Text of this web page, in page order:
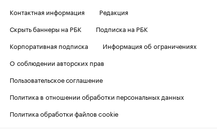
Контактная информация
Редакция
Скрыть баннеры на РБК
Подписка на РБК
Корпоративная подписка
Информация об ограничениях
О соблюдении авторских прав
Пользовательское соглашение
Политика в отношении обработки персональных данных
Политика обработки файлов cookie